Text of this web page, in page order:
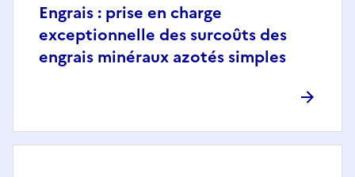
Engrais : prise en charge
exceptionnelle des surcoûts des
engrais minéraux azotés simples